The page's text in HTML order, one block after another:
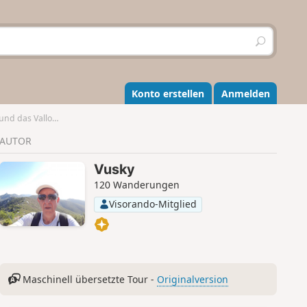
S
u
h
e
n
Konto erstellen Anmelden
de Marcellin
AUTOR
Vusky
120 Wanderungen
Visorando-Mitglied
Maschinell übersetzte Tour - Originalversion